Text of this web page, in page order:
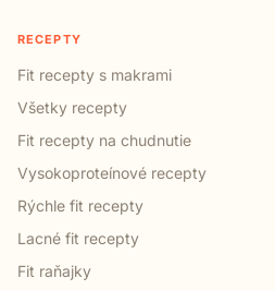
RECEPTY
Fit recepty s makrami
Všetky recepty
Fit recepty na chudnutie
Vysokoproteínové recepty
Rýchle fit recepty
Lacné fit recepty
Fit raňajky